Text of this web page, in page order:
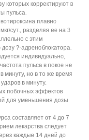
которых корректируют в
пульса.
плавно
сут., разделяя ее на 3
с этим
?-адреноблокатора.
индивидуально,
пульса в покое не
минуту, но в то же время
в минуту.
побочных эффектов
для уменьшения дозы
составляет от 4 до 7
лекарства следует
каждые 14 дней до